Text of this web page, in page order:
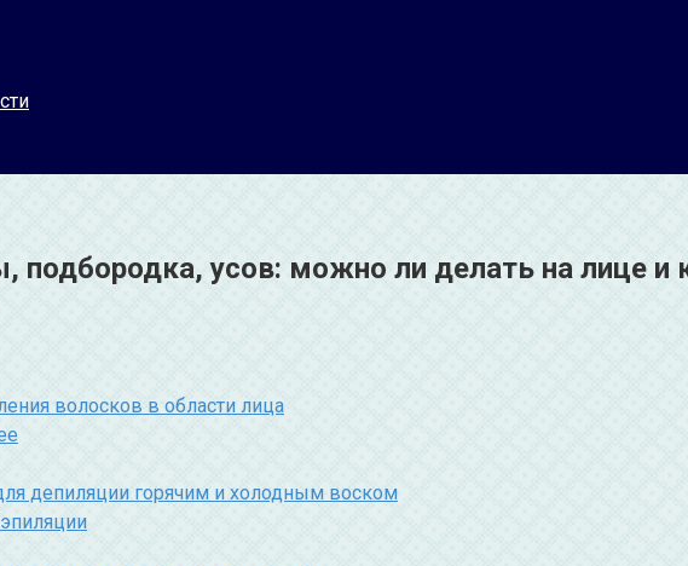
подбородка, усов: можно ли делать на лице и
волосков в области лица
депиляции горячим и холодным воском